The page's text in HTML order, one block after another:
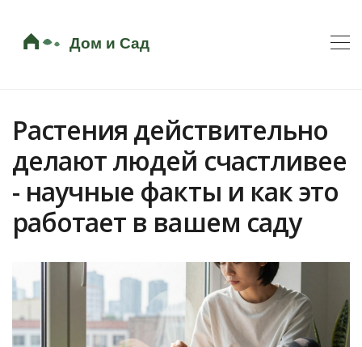
Растения действительно
делают людей счастливее
- научные факты и как это
работает в вашем саду